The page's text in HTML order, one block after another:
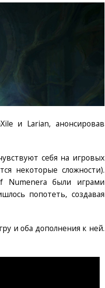
и Larian, анонсировав
себя на игровых
некоторые сложности).
Numenera были играми
попотеть, создавая
и оба дополнения к ней.